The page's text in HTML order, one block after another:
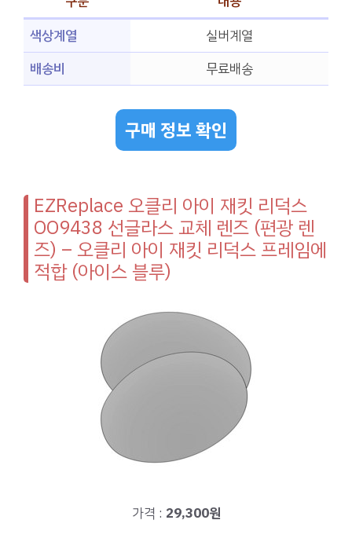
색상계열
실버계열
배송비
무료배송
구매 정보 확인
EZReplace 오클리 아이 재킷 리덕스
OO9438 선글라스 교체 렌즈 (편광 렌
즈) – 오클리 아이 재킷 리덕스 프레임에
적합 (아이스 블루)
가격 : 29,300원